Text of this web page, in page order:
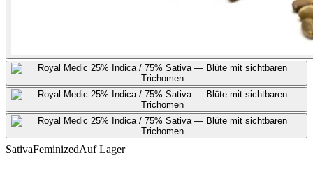
SativaFeminizedAuf Lager